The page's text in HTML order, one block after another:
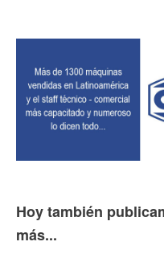
Hoy también
más...